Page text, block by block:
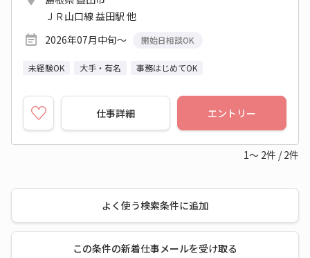
ＪＲ山口線 益田駅 他
2026年07月中旬～
開始日相談OK
未経験OK 大手・有名 事務はじめてOK
仕事詳細 エントリー
1～ 2件 / 2件
よく使う検索条件に追加
この条件の新着仕事メールを受け取る